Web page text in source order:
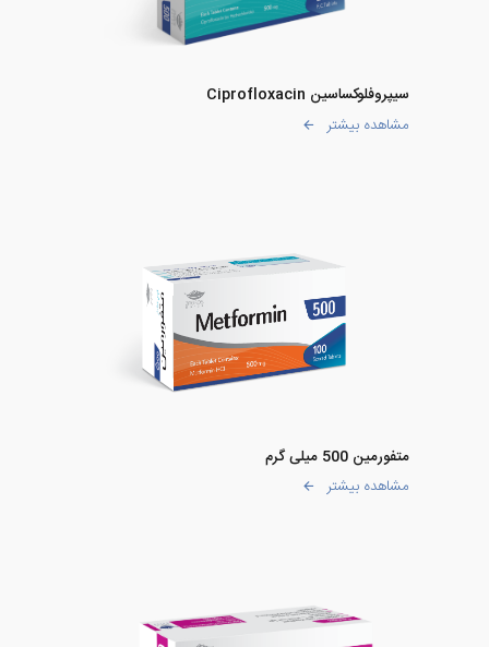
سیپروفلوکساسین Ciprofloxacin
مشاهده بیشتر
متفورمین 500 میلی گرم
مشاهده بیشتر